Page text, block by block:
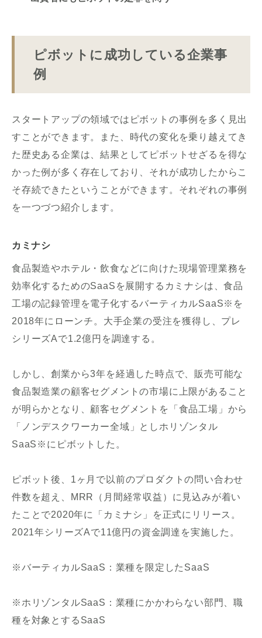
ピボットに成功している企業事
例
スタートアップの領域ではピボットの事例を多く見出
すことができます。また、時代の変化を乗り越えてき
た歴史ある企業は、結果としてピボットせざるを得な
かった例が多く存在しており、それが成功したからこ
そ存続できたということができます。それぞれの事例
を一つづつ紹介します。
カミナシ
食品製造やホテル・飲食などに向けた現場管理業務を
効率化するためのSaaSを展開するカミナシは、食品
工場の記録管理を電子化するバーティカルSaaS※を
2018年にローンチ。大手企業の受注を獲得し、プレ
シリーズAで1.2億円を調達する。
しかし、創業から3年を経過した時点で、販売可能な
食品製造業の顧客セグメントの市場に上限があること
が明らかとなり、顧客セグメントを「食品工場」から
「ノンデスクワーカー全域」としホリゾンタル
SaaS※にピボットした。
ピボット後、1ヶ月で以前のプロダクトの問い合わせ
件数を超え、MRR（月間経常収益）に見込みが着い
たことで2020年に「カミナシ」を正式にリリース。
2021年シリーズAで11億円の資金調達を実施した。
※バーティカルSaaS：業種を限定したSaaS
※ホリゾンタルSaaS：業種にかかわらない部門、職
種を対象とするSaaS